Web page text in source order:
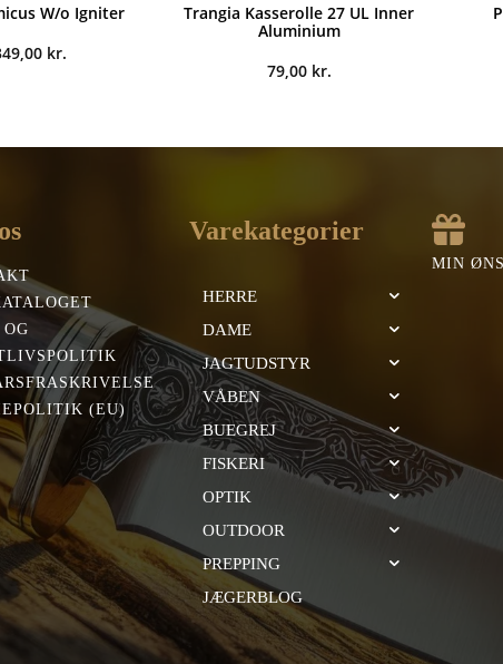
W/o Igniter
kr.
Trangia Kasserolle 27 UL Inner
Aluminium
79,00 kr.
(EU)
Varekategorier
HERRE
DAME
JAGTUDSTYR
VÅBEN
BUEGREJ
FISKERI
OPTIK
OUTDOOR
PREPPING
JÆGERBLOG
MIN